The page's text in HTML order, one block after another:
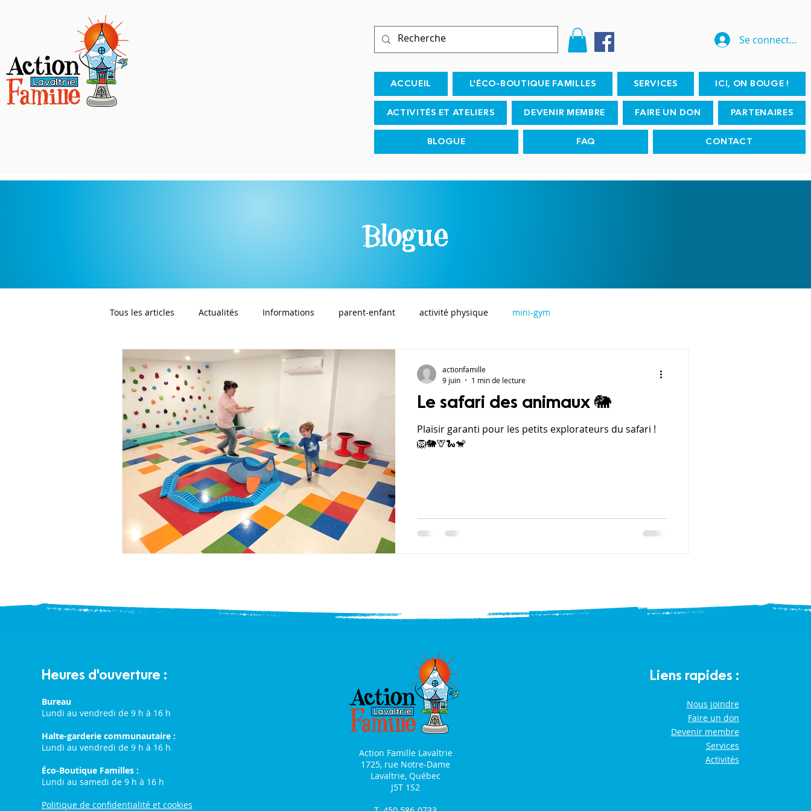
Se connecter
ACCUEIL L'ÉCO-BOUTIQUE FAMILLES SERVICES ICI, ON BOUGE !
ACTIVITÉS ET ATELIERS DEVENIR MEMBRE FAIRE UN DON PARTENAIRES
BLOGUE FAQ CONTACT
Blogue
Tous les articles Actualités Informations parent-enfant activité physique mini-gym
Le safari des animaux 🐘
Plaisir garanti pour les petits explorateurs du safari !
🦁🐘🦒🐍🐒
actionfamille
9 juin
1 min de lecture
Heures d'ouverture :
Bureau
Lundi au vendredi de 9 h à 16 h
Halte-garderie communautaire :
Lundi au vendredi de 9 h à 16 h
Éco-Boutique Familles :
Lundi au samedi de 9 h à 16 h
Politique de confidentialité et cookies
Action Famille Lavaltrie
1725, rue Notre-Dame
Lavaltrie, Québec
J5T 1S2
Liens rapides :
Nous joindre
Faire un don
Devenir membre
Services
Activités